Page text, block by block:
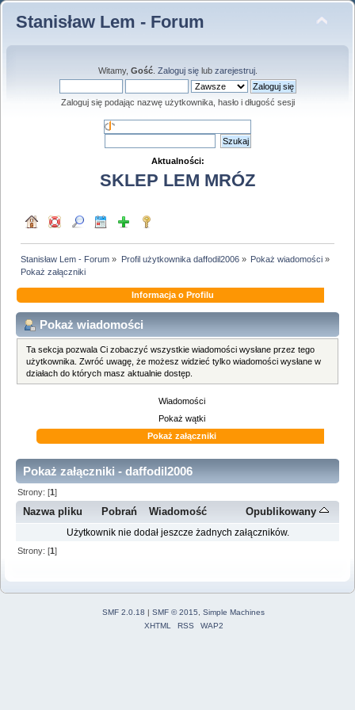
Stanisław Lem - Forum
Witamy, Gość. Zaloguj sięlub zarejestruj.
Zaloguj się podając nazwę użytkownika, hasło i długość sesji
Aktualności:
SKLEP LEM MRÓZ
Stanisław Lem - Forum » Profil użytkownika daffodil2006» Pokaż wiadomości»
Pokaż załączniki
Informacja o Profilu
Pokaż wiadomości
Ta sekcja pozwala Ci zobaczyć wszystkie wiadomości wysłane przez tego
użytkownika. Zwróć uwagę, że możesz widzieć tylko wiadomości wysłane w
działach do których masz aktualnie dostęp.
Wiadomości
Pokaż wątki
Pokaż załączniki
Pokaż załączniki - daffodil2006
Strony: [1]
Nazwa pliku Pobrań Wiadomość Opublikowany
Użytkownik nie dodał jeszcze żadnych załączników.
Strony: [1]
SMF 2.0.18 | SMF © 2015
Simple Machines
XHTML
RSS WAP2